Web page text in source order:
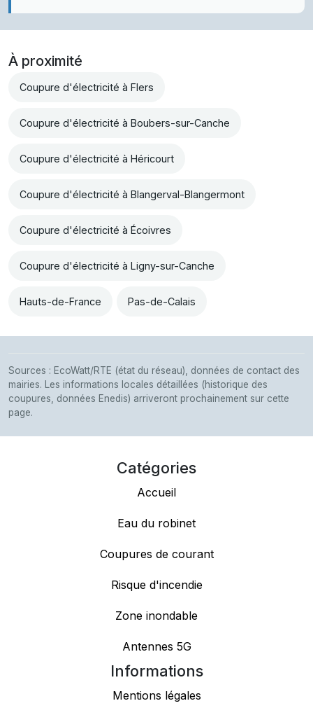
À proximité
Coupure d'électricité à Flers
Coupure d'électricité à Boubers-sur-Canche
Coupure d'électricité à Héricourt
Coupure d'électricité à Blangerval-Blangermont
Coupure d'électricité à Écoivres
Coupure d'électricité à Ligny-sur-Canche
Hauts-de-France Pas-de-Calais
Sources : EcoWatt/RTE (état du réseau), données de contact des
mairies. Les informations locales détaillées (historique des
coupures, données Enedis) arriveront prochainement sur cette
page.
Catégories
Accueil
Eau du robinet
Coupures de courant
Risque d'incendie
Zone inondable
Antennes 5G
Informations
Mentions légales